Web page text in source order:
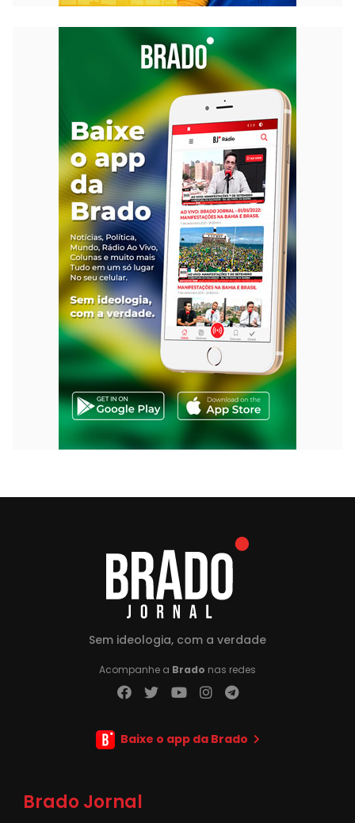
Sem ideologia, com a verdade
Acompanhe a Brado nas redes
Baixe o app da Brado
Brado Jornal